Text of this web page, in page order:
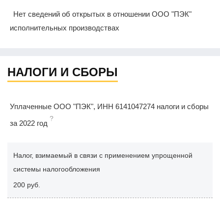
Нет сведений об открытых в отношении ООО "ПЭК"
исполнительных производствах
НАЛОГИ И СБОРЫ
Уплаченные ООО "ПЭК", ИНН 6141047274 налоги и сборы
за 2022 год
?
Налог, взимаемый в связи с применением упрощенной
системы налогообложения
200 руб.